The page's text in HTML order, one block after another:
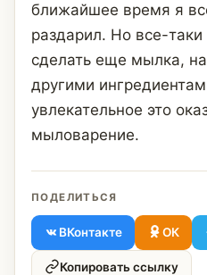
ближайшее время я
раздарил. Но все-таки
сделать еще мылка,
другими
увлекательное это
мыловарение.
ПОДЕЛИТЬСЯ
ВКонтакте ОК
Копировать ссылку